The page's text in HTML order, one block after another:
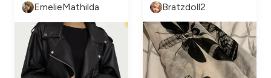
EmelieMathilda Bratzdoll2